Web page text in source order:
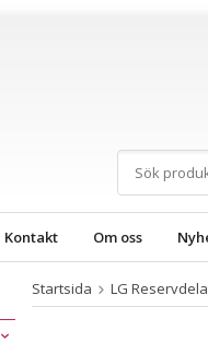
Kontakt Om oss
Startsida LG